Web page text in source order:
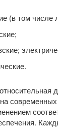
(в том числе